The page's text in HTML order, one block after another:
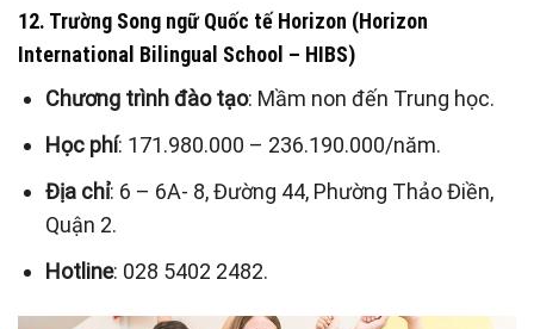
12. Trường Song ngữ Quốc tế Horizon (Horizon
International Bilingual School – HIBS)
Chương trình đào tạo: Mầm non đến Trung học.
Học phí: 171.980.000 – 236.190.000/năm.
Địa chỉ: 6 – 6A- 8, Đường 44, Phường Thảo Điền,
Quận 2.
Hotline: 028 5402 2482.